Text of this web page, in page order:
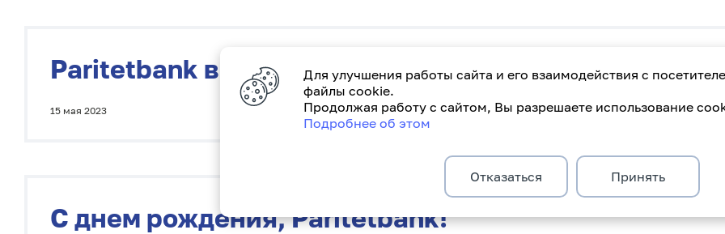
Paritetbank выпустил платежную карту, на
15 мая 2023
С днем рождения, Paritetbank!
Для улучшения работы сайта и его взаимодействия с
файлы cookie.
Продолжая работу с сайтом, Вы разрешаете использование
Подробнее об этом
Отказаться Принять